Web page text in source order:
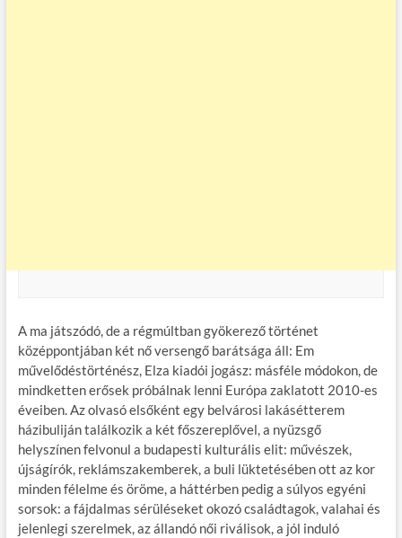
A ma játszódó, de a régmúltban gyökerező történet
középpontjában két nő versengő barátsága áll: Em
művelődéstörténész, Elza kiadói jogász: másféle módokon, de
mindketten erősek próbálnak lenni Európa zaklatott 2010-es
éveiben. Az olvasó elsőként egy belvárosi lakásétterem
házibuliján találkozik a két főszereplővel, a nyüzsgő
helyszínen felvonul a budapesti kulturális elit: művészek,
újságírók, reklámszakemberek, a buli lüktetésében ott az kor
minden félelme és öröme, a háttérben pedig a súlyos egyéni
sorsok: a fájdalmas sérüléseket okozó családtagok, valahai és
jelenlegi szerelmek, az állandó női riválisok, a jól induló